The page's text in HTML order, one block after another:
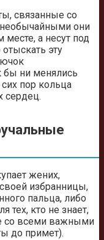
связанные со
они
месте, а несут под
эту
бы ни менялись
пор кольца
сердец.
жених,
избранницы,
пальца, либо
тех, кто не знает,
со всеми важными
до примет).